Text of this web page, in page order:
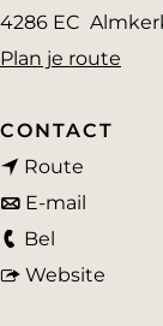
e
4286 EC
Plan je route
CONTACT
Route
a
r
E-mail
a
Bel
i
Website